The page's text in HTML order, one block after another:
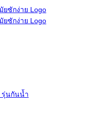
รุ่นกันน้ำ